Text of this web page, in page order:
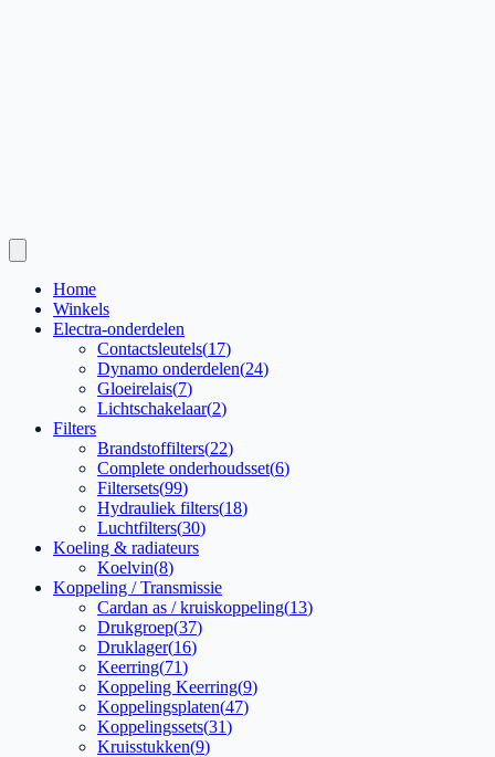
Home
Winkels
Electra-onderdelen
Contactsleutels(17)
Dynamo onderdelen(24)
Gloeirelais(7)
Lichtschakelaar(2)
Filters
Brandstoffilters(22)
Complete onderhoudsset(6)
Filtersets(99)
Hydrauliek filters(18)
Luchtfilters(30)
Koeling & radiateurs
Koelvin(8)
Koppeling / Transmissie
Cardan as / kruiskoppeling(13)
Drukgroep(37)
Druklager(16)
Keerring(71)
Koppeling Keerring(9)
Koppelingsplaten(47)
Koppelingssets(31)
Kruisstukken(9)